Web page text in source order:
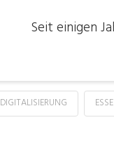
Seit einigen
DIGITALISIERUNG ESSE